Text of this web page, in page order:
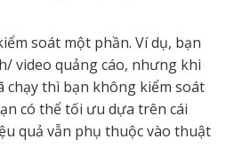
soát một phần. Ví dụ, bạn
video quảng cáo, nhưng khi
chạy thì bạn không kiểm soát
có thể tối ưu dựa trên cái
quả vẫn phụ thuộc vào thuật